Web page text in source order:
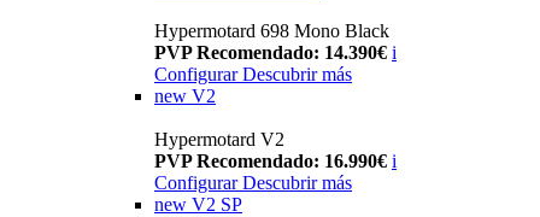
Hypermotard 698 Mono Black
PVP Recomendado: 14.390€ i
Configurar Descubrir más
new V2
Hypermotard V2
PVP Recomendado: 16.990€ i
Configurar Descubrir más
new V2 SP